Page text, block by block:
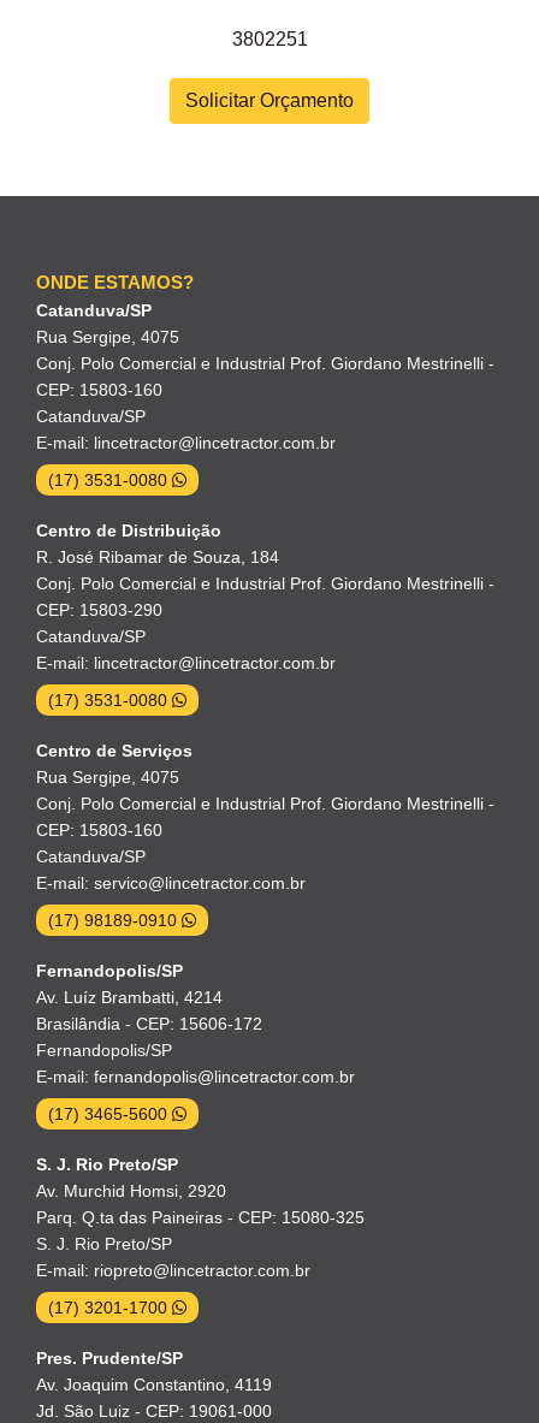
3802251
Solicitar Orçamento
ONDE ESTAMOS?
Catanduva/SP
Rua Sergipe, 4075
Conj. Polo Comercial e Industrial Prof. Giordano Mestrinelli -
CEP: 15803-160
Catanduva/SP
E-mail: lincetractor@lincetractor.com.br
(17) 3531-0080
Centro de Distribuição
R. José Ribamar de Souza, 184
Conj. Polo Comercial e Industrial Prof. Giordano Mestrinelli -
CEP: 15803-290
Catanduva/SP
E-mail: lincetractor@lincetractor.com.br
(17) 3531-0080
Centro de Serviços
Rua Sergipe, 4075
Conj. Polo Comercial e Industrial Prof. Giordano Mestrinelli -
CEP: 15803-160
Catanduva/SP
E-mail: servico@lincetractor.com.br
(17) 98189-0910
Fernandopolis/SP
Av. Luíz Brambatti, 4214
Brasilândia - CEP: 15606-172
Fernandopolis/SP
E-mail: fernandopolis@lincetractor.com.br
(17) 3465-5600
S. J. Rio Preto/SP
Av. Murchid Homsi, 2920
Parq. Q.ta das Paineiras - CEP: 15080-325
S. J. Rio Preto/SP
E-mail: riopreto@lincetractor.com.br
(17) 3201-1700
Pres. Prudente/SP
Av. Joaquim Constantino, 4119
Jd. São Luiz - CEP: 19061-000